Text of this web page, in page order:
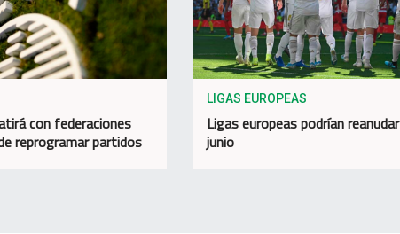
con federaciones
reprogramar partidos
LIGAS EUROPEAS
Ligas europeas podrían
junio